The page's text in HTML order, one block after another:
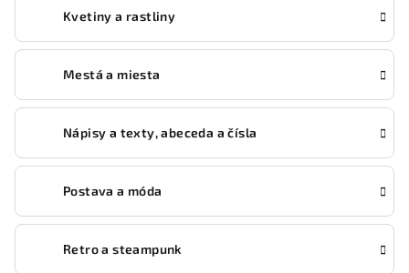
Kvetiny a rastliny
Mestá a miesta
Nápisy a texty, abeceda a čísla
Postava a móda
Retro a steampunk